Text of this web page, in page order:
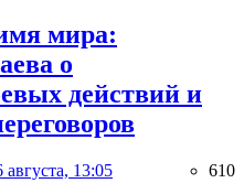
мира:
о
действий и
августа, 13:05 610